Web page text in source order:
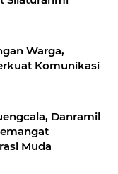
Warga,
Komunikasi
Danramil
Muda